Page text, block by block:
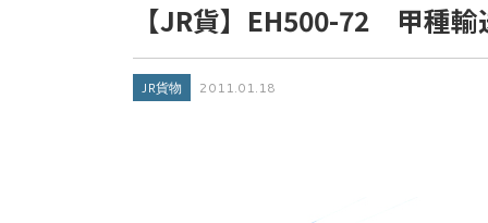
【JR貨】EH500-72 甲種輸
JR貨物 2011.01.18